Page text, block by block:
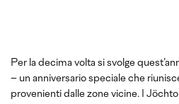
Per la decima volta si svolge
– un anniversario speciale che
provenienti dalle zone vicine. I